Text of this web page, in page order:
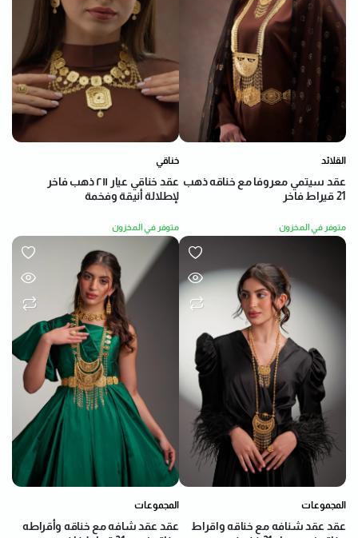
خناقي
عقد خناقي عيار ٢١١ ذهب فاخر
لإطلالة أنيقة وفخمة
متوفر في المخزون
القلائد
عقد سيتمي معروفا مع خناقه ذهب
21 قيراط فاخر
متوفر في المخزون
المجموعات
عقد عقد شافه مع خناقه وأقراطه
المجموعات
عقد عقد شنافه مع خناقه واقراط